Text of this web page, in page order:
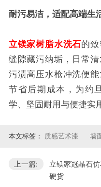
耐污易洁，适配高端生
立镁家树脂水洗石的
缝隙藏污纳垢，日常
污渍高压水枪冲洗便
节省后期成本，为约
学、坚固耐用与便捷实
本文标签： 质感艺术漆 墙
上一篇:
立镁家冠晶石
硬货